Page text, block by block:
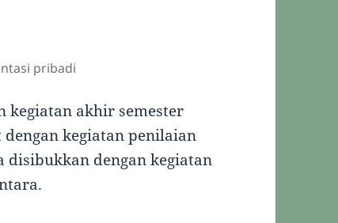
pribadi
kegiatan akhir semester
kegiatan penilaian
disibukkan dengan kegiatan